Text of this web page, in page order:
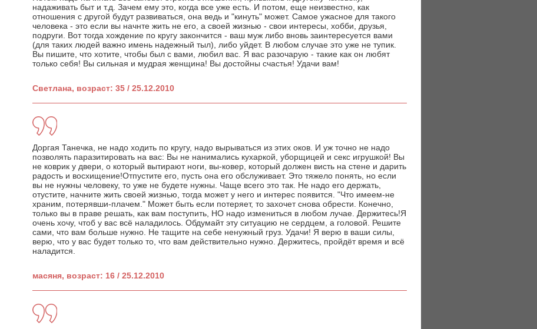
надаживать быт и т.д. Зачем ему это, когда все уже есть. И потом, еще неизвестно, как
отношения с другой будут развиваться, она ведь и "кинуть" может. Самое ужасное для такого
человека - это если вы начнте жить не его, а своей жизнью - свои интересы, хобби, друзья,
подруги. Вот тогда хождение по кругу закончится - ваш муж либо вновь заинтересуется вами
(для таких людей важно имень надежный тыл), либо уйдет. В любом случае это уже не тупик.
Вы пишите, что хотите, чтобы был с вами, любил вас. Я вас разочарую - такие как он любят
только себя! Вы сильная и мудрая женщина! Вы достойны счастья! Удачи вам!
Светлана, возраст: 35 / 25.12.2010
Доргая Танечка, не надо ходить по кругу, надо вырываться из этих оков. И уж точно не надо
позволять паразитировать на вас: Вы не нанимались кухаркой, уборщицей и секс игрушкой! Вы
не коврик у двери, о который вытирают ноги, вы-ковер, который должен висть на стене и дарить
радость и восхищение!Отпустите его, пусть она его обслуживает. Это тяжело понять, но если
вы не нужны человеку, то уже не будете нужны. Чаще всего это так. Не надо его держать,
отустите, начните жить своей жизнью, тогда может у него и интерес появится. "Что имеем-не
храним, потерявши-плачем." Может быть если потеряет, то захочет снова обрести. Конечно,
только вы в праве решать, как вам поступить, НО надо измениться в любом лучае. Держитесь!Я
очень хочу, чтоб у вас всё наладилось. Обдумайт эту ситуацию не сердцем, а головой. Решите
сами, что вам больше нужно. Не тащите на себе ненужный груз. Удачи! Я верю в ваши силы,
верю, что у вас будет только то, что вам действительно нужно. Держитесь, пройдёт время и всё
наладится.
масяня, возраст: 16 / 25.12.2010